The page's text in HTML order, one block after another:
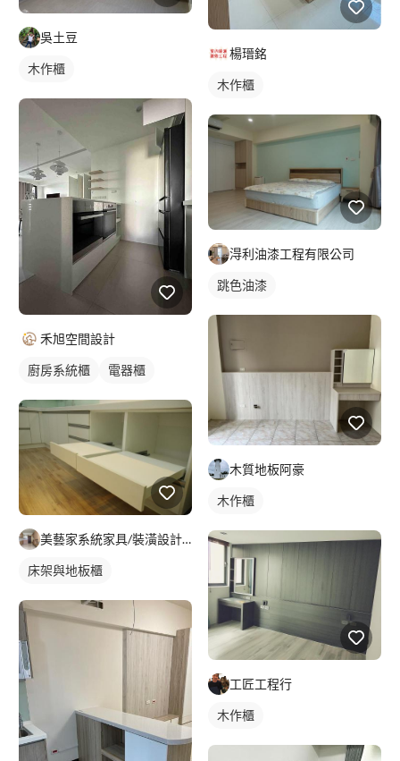
吳土豆
木作櫃
禾旭空間設計
廚房系統櫃 電器櫃
美藝家系統家具/裝潢設計/統包服務
床架與地板櫃
楊瑨銘
木作櫃
淂利油漆工程有限公司
跳色油漆
木質地板阿豪
木作櫃
工匠工程行
木作櫃